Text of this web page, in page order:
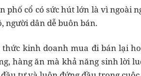
phố cổ có sức hút lớn là vì ngoài
người dân dễ buôn bán.
kinh doanh mua đi bán lại
hàng ăn mà khả năng sinh lời